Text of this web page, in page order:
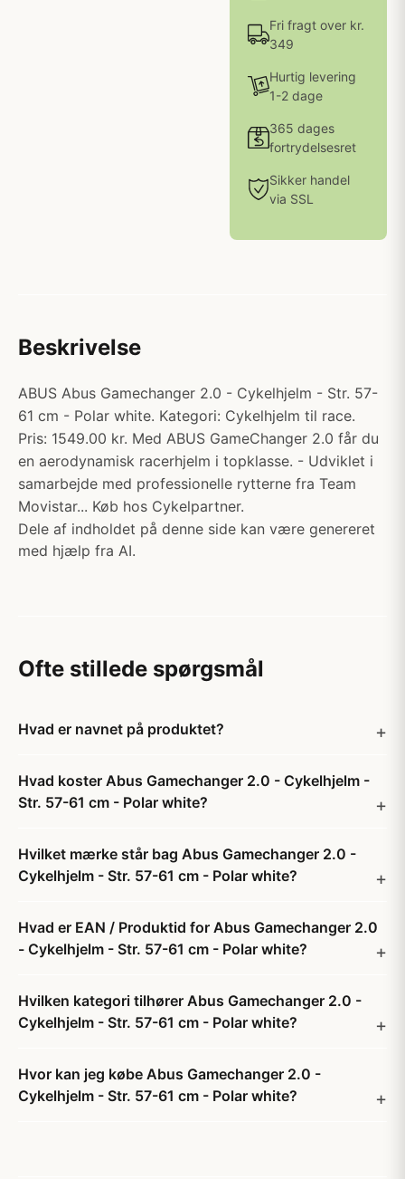
Fri fragt over kr.
349
Hurtig levering
1-2 dage
365 dages
fortrydelsesret
Sikker handel
via SSL
Beskrivelse
ABUS Abus Gamechanger 2.0 - Cykelhjelm - Str. 57-
61 cm - Polar white. Kategori: Cykelhjelm til race.
Pris: 1549.00 kr. Med ABUS GameChanger 2.0 får du
en aerodynamisk racerhjelm i topklasse. - Udviklet i
samarbejde med professionelle rytterne fra Team
Movistar... Køb hos Cykelpartner.
Dele af indholdet på denne side kan være genereret
med hjælp fra AI.
Ofte stillede spørgsmål
Hvad er navnet på produktet?
Hvad koster Abus Gamechanger 2.0 - Cykelhjelm -
Str. 57-61 cm - Polar white?
Hvilket mærke står bag Abus Gamechanger 2.0 -
Cykelhjelm - Str. 57-61 cm - Polar white?
Hvad er EAN / Produktid for Abus Gamechanger 2.0
- Cykelhjelm - Str. 57-61 cm - Polar white?
Hvilken kategori tilhører Abus Gamechanger 2.0 -
Cykelhjelm - Str. 57-61 cm - Polar white?
Hvor kan jeg købe Abus Gamechanger 2.0 -
Cykelhjelm - Str. 57-61 cm - Polar white?